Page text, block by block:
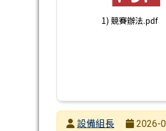
1) 競賽辦法.pdf
發布者設備組長
2026-